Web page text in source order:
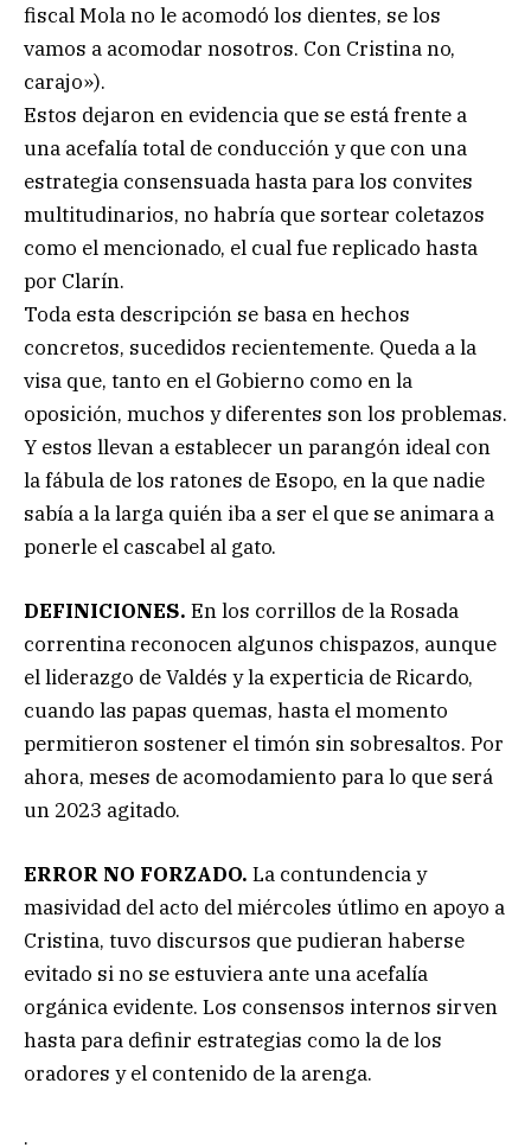
fiscal Mola no le acomodó los dientes, se los
vamos a acomodar nosotros. Con Cristina no,
carajo»).
Estos dejaron en evidencia que se está frente a
una acefalía total de conducción y que con una
estrategia consensuada hasta para los convites
multitudinarios, no habría que sortear coletazos
como el mencionado, el cual fue replicado hasta
por Clarín.
Toda esta descripción se basa en hechos
concretos, sucedidos recientemente. Queda a la
visa que, tanto en el Gobierno como en la
oposición, muchos y diferentes son los problemas.
Y estos llevan a establecer un parangón ideal con
la fábula de los ratones de Esopo, en la que nadie
sabía a la larga quién iba a ser el que se animara a
ponerle el cascabel al gato.
DEFINICIONES. En los corrillos de la Rosada
correntina reconocen algunos chispazos, aunque
el liderazgo de Valdés y la experticia de Ricardo,
cuando las papas quemas, hasta el momento
permitieron sostener el timón sin sobresaltos. Por
ahora, meses de acomodamiento para lo que será
un 2023 agitado.
ERROR NO FORZADO. La contundencia y
masividad del acto del miércoles útlimo en apoyo a
Cristina, tuvo discursos que pudieran haberse
evitado si no se estuviera ante una acefalía
orgánica evidente. Los consensos internos sirven
hasta para definir estrategias como la de los
oradores y el contenido de la arenga.
.